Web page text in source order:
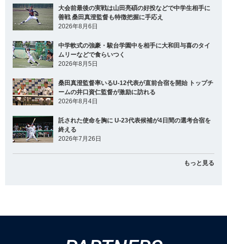
大会前最後の実戦は山田亮碩の好投などで中学生相手に
善戦 桑田真澄監督も特徴把握に手応え
2026年8月6日
中学軟式の強豪・駿台学園中を相手に大和田与喜のタイ
ムリーなどで食らいつく
2026年8月5日
桑田真澄監督率いるU-12代表が直前合宿を開始 トップチ
ームの井口資仁監督が激励に訪れる
2026年8月4日
託された使命を胸に U-23代表候補が4日間の選考合宿を
終える
2026年7月26日
もっと見る